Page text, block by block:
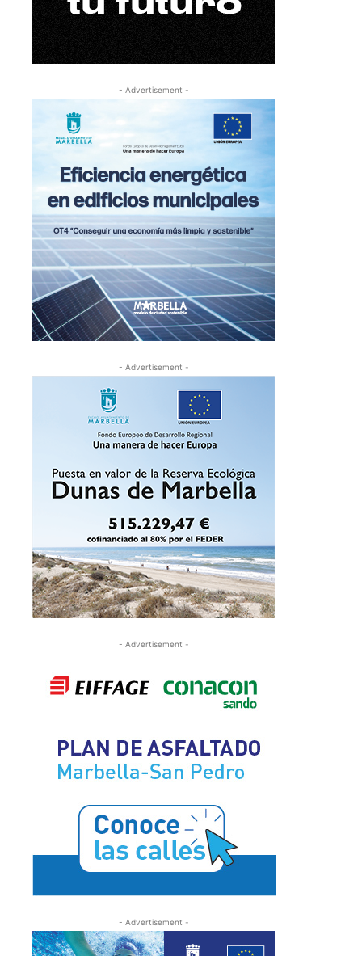
- Advertisement -
- Advertisement -
- Advertisement -
- Advertisement -